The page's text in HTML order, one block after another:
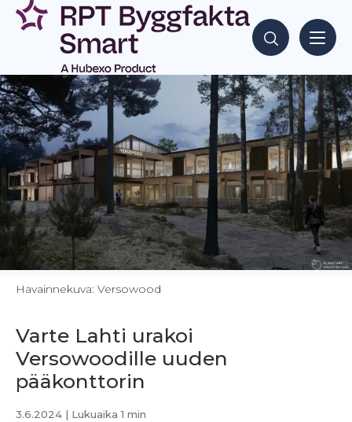
Siirry
sisältöön
Hae sisältöjä
Havainnekuva: Versowood
Varte Lahti urakoi
Versowoodille uuden
pääkonttorin
3.6.2024 | Lukuaika 1 min